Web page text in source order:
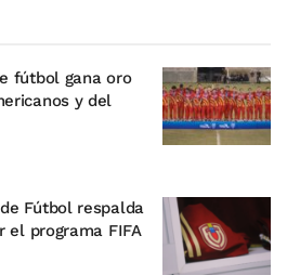
fútbol gana oro
y del
Fútbol respalda
el programa FIFA